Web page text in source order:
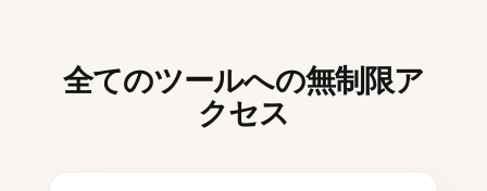
全てのツールへの無制限ア
クセス